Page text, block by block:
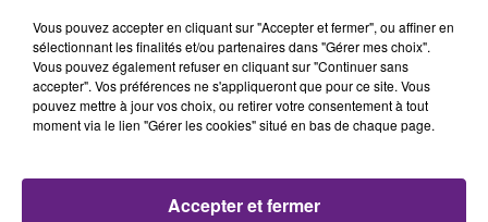
nombre d’unions a été divisé par
deux en cinquante ans. Les
habitants de la région se marient
également de plus en plus tard,
sociétales et familiales.
Vous pouvez accepter en cliquant sur "Accepter et fermer", ou affiner en
sélectionnant les finalités et/ou partenaires dans "Gérer mes choix".
Vous pouvez également refuser en cliquant sur "Continuer sans
accepter". Vos préférences ne s'appliqueront que pour ce site. Vous
pouvez mettre à jour vos choix, ou retirer votre consentement à tout
moment via le lien "Gérer les cookies" situé en bas de chaque page.
Accepter et fermer